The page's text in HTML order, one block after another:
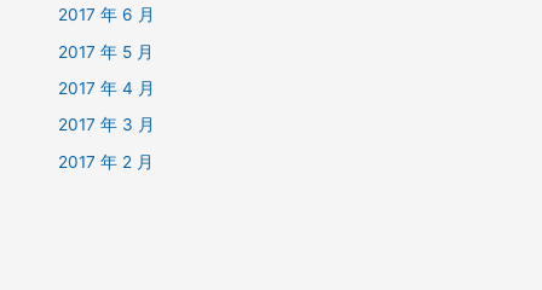
2017 年 6 月
2017 年 5 月
2017 年 4 月
2017 年 3 月
2017 年 2 月